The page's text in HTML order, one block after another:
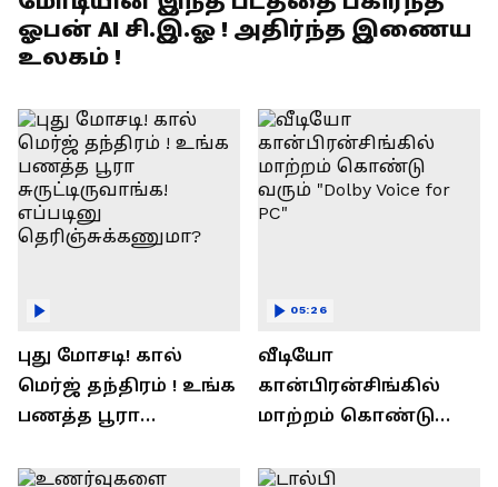
ஓபன் AI சி.இ.ஓ ! அதிர்ந்த இணைய
உலகம் !
புது மோசடி! கால்
மெர்ஜ் தந்திரம் ! உங்க
பணத்த பூரா
எப்படினு
வீடியோ
கான்பிரன்சிங்கில்
மாற்றம் கொண்டு
PC"
05:26